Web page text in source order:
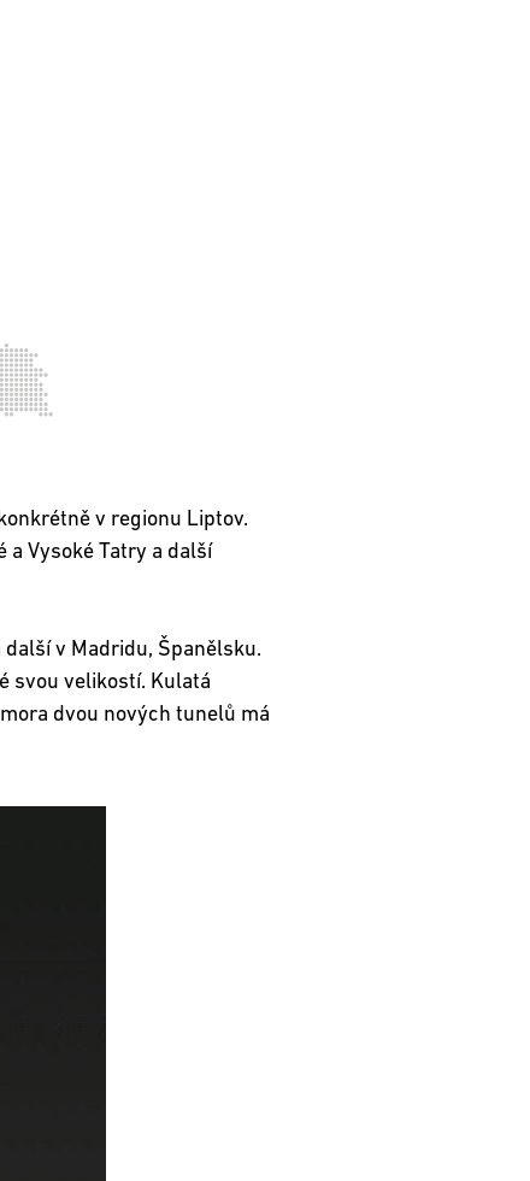
v regionu Liptov.
a Vysoké Tatry a další
v Madridu, Španělsku.
svou velikostí. Kulatá
dvou nových tunelů má